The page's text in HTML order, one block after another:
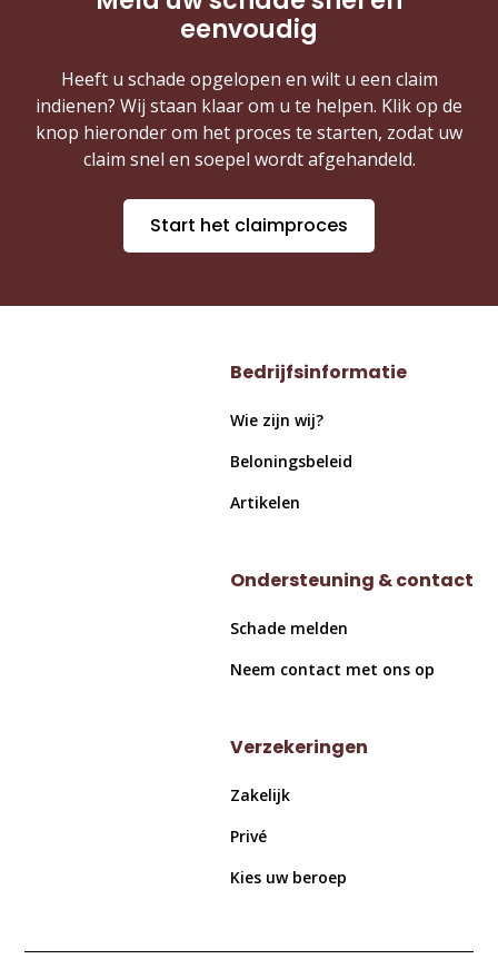
eenvoudig
Heeft u schade opgelopen en wilt u een claim
indienen? Wij staan klaar om u te helpen. Klik op de
knop hieronder om het proces te starten, zodat uw
claim snel en soepel wordt afgehandeld.
Start het claimproces
Bedrijfsinformatie
Wie zijn wij?
Beloningsbeleid
Artikelen
Ondersteuning & contact
Schade melden
Neem contact met ons op
Verzekeringen
Zakelijk
Privé
Kies uw beroep